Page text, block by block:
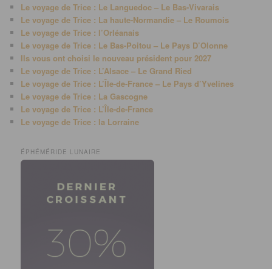
Le voyage de Trice : Le Languedoc – Le Bas-Vivarais
Le voyage de Trice : La haute-Normandie – Le Roumois
Le voyage de Trice : l’Orléanais
Le voyage de Trice : Le Bas-Poitou – Le Pays D’Olonne
Ils vous ont choisi le nouveau président pour 2027
Le voyage de Trice : L’Alsace – Le Grand Ried
Le voyage de Trice : L’Île-de-France – Le Pays d’Yvelines
Le voyage de Trice : La Gascogne
Le voyage de Trice : L’Île-de-France
Le voyage de Trice : la Lorraine
ÉPHÉMÉRIDE LUNAIRE